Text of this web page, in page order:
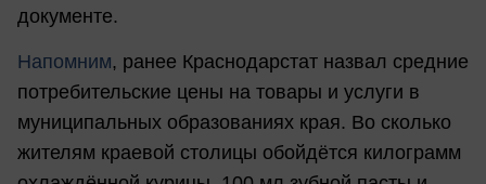
документе.
Напомним, ранее Краснодарстат назвал средние
потребительские цены на товары и услуги в
муниципальных образованиях края. Во сколько
жителям краевой столицы обойдётся килограмм